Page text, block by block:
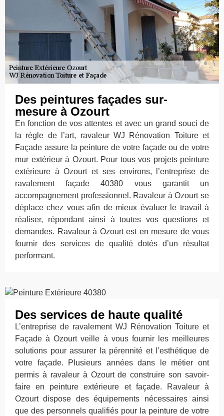
Des peintures façades sur-
mesure à Ozourt
En fonction de vos attentes et avec un grand souci de
la règle de l’art, ravaleur WJ Rénovation Toiture et
Façade assure la peinture de votre façade ou de votre
mur extérieur à Ozourt. Pour tous vos projets peinture
extérieure à Ozourt et ses environs, l’entreprise de
ravalement façade 40380 vous garantit un
accompagnement professionnel. Ravaleur à Ozourt se
déplace chez vous afin de mieux évaluer le travail à
réaliser, répondant ainsi à toutes vos questions et
demandes. Ravaleur à Ozourt est en mesure de vous
fournir des services de qualité dotés d’un résultat
performant.
Des services de haute qualité
L’entreprise de ravalement WJ Rénovation Toiture et
Façade à Ozourt veille à vous fournir les meilleures
solutions pour assurer la pérennité et l’esthétique de
votre façade. Plusieurs années dans le métier ont
permis à ravaleur à Ozourt de construire son savoir-
faire en peinture extérieure et façade. Ravaleur à
Ozourt dispose des équipements nécessaires ainsi
que des personnels qualifiés pour la peinture de votre